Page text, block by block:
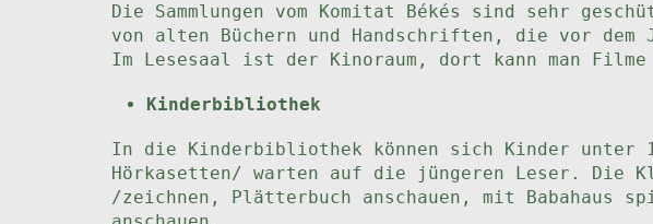
Die Sammlungen vom Komitat Békés sind sehr
von alten Büchern und Handschriften, die vor
Im Lesesaal ist der Kinoraum, dort kann man
Kinderbibliothek
In die Kinderbibliothek können sich Kinder unter
Hörkasetten/ warten auf die jüngeren Leser. Die
/zeichnen, Plätterbuch anschauen, mit Babahaus